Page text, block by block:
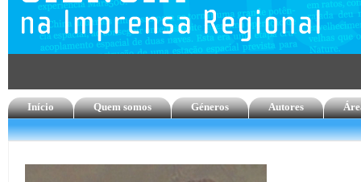
Início Quem somos Géneros Autores